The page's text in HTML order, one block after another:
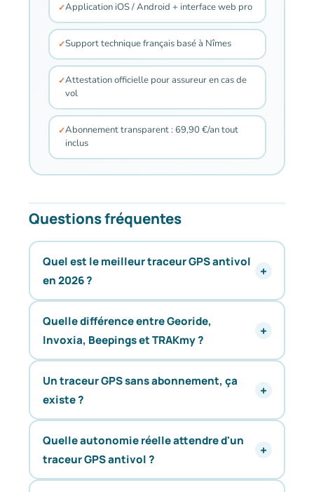
Application iOS / Android + interface web pro
Support technique français basé à Nîmes
Attestation officielle pour assureur en cas de
vol
Abonnement transparent : 69,90 €/an tout
inclus
Questions fréquentes
Quel est le meilleur traceur GPS antivol
en 2026 ?
Quelle différence entre Georide,
Invoxia, Beepings et TRAKmy ?
Un traceur GPS sans abonnement, ça
existe ?
Quelle autonomie réelle attendre d'un
traceur GPS antivol ?